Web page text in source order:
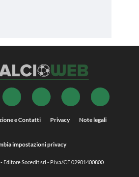
e Contatti Privacy Note legali
impostazioni privacy
Editore Socedit srl - P.iva/CF 02901400800